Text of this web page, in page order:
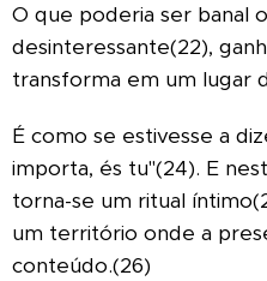
O que poderia ser banal
desinteressante(22),
transforma em um lugar
É como se estivesse a
importa, és tu"(24). E
torna-se um ritual
um território onde a
conteúdo.(26)